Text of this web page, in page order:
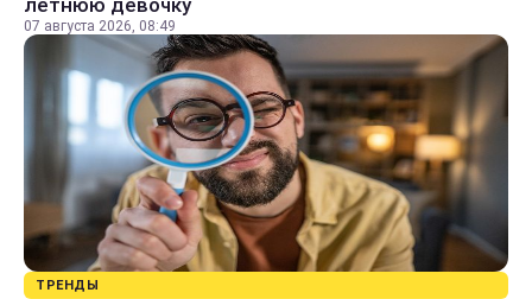
летнюю девочку
07 августа 2026, 08:49
ТРЕНДЫ